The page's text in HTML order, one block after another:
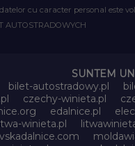
cu caracter personal este
AUTOSTRADOWYCH
SUNTEM
bilet-autostradowy.pl
czechy-winieta.pl
edalnice.pl
winieta.pl